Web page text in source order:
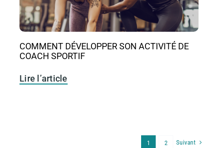
COMMENT DÉVELOPPER SON ACTIVITÉ DE
COACH SPORTIF
Lire l’article
1 2 Suivant